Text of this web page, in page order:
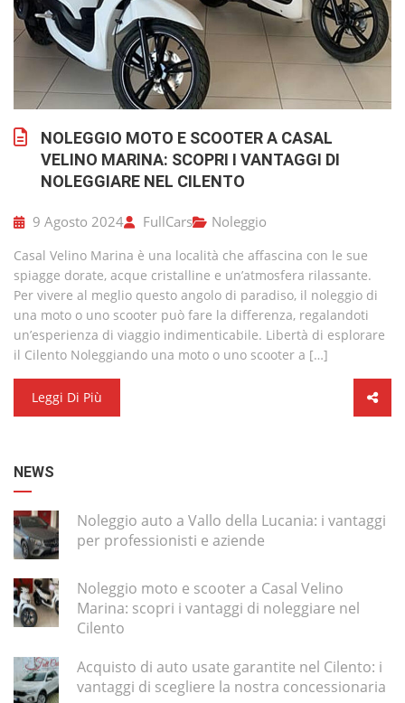
NOLEGGIO MOTO E SCOOTER A CASAL
VELINO MARINA: SCOPRI I VANTAGGI DI
NOLEGGIARE NEL CILENTO
9 Agosto 2024 FullCars Noleggio
Casal Velino Marina è una località che affascina con le sue
spiagge dorate, acque cristalline e un’atmosfera rilassante.
Per vivere al meglio questo angolo di paradiso, il noleggio di
una moto o uno scooter può fare la differenza, regalandoti
un’esperienza di viaggio indimenticabile. Libertà di esplorare
il Cilento Noleggiando una moto o uno scooter a […]
Leggi Di Più
NEWS
Noleggio auto a Vallo della Lucania: i vantaggi
per professionisti e aziende
Noleggio moto e scooter a Casal Velino
Marina: scopri i vantaggi di noleggiare nel
Cilento
Acquisto di auto usate garantite nel Cilento: i
vantaggi di scegliere la nostra concessionaria